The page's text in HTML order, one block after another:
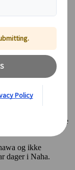
Okinawa - ta
garantert hjelpe
av våre forslag
Det er her
knutepunkt for
Okinawas berømte
og ikke
dager i Naha.